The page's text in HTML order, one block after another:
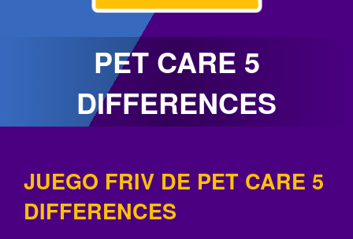
PET CARE 5
DIFFERENCES
JUEGO FRIV DE PET CARE 5
DIFFERENCES